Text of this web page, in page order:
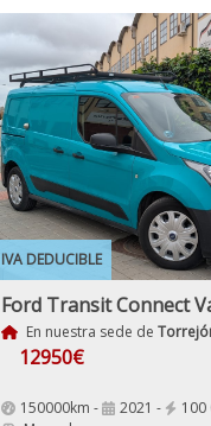
IVA DEDUCIBLE
En nuestra sede de
12950€
150000km - 2021 - 100